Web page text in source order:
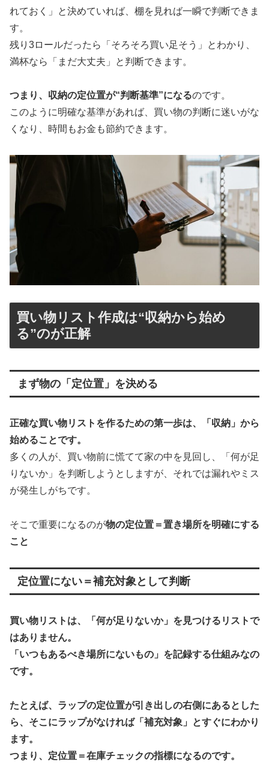
れておく」と決めていれば、棚を見れば一瞬で判断できま
す。
残り3ロールだったら「そろそろ買い足そう」とわかり、
満杯なら「まだ大丈夫」と判断できます。
つまり、収納の定位置が“判断基準”になるのです。
このように明確な基準があれば、買い物の判断に迷いがな
くなり、時間もお金も節約できます。
買い物リスト作成は“収納から始め
る”のが正解
まず物の「定位置」を決める
正確な買い物リストを作るための第一歩は、「収納」から
始めることです。
多くの人が、買い物前に慌てて家の中を見回し、「何が足
りないか」を判断しようとしますが、それでは漏れやミス
が発生しがちです。
そこで重要になるのが物の定位置＝置き場所を明確にする
こと
定位置にない＝補充対象として判断
買い物リストは、「何が足りないか」を見つけるリストで
はありません。
「いつもあるべき場所にないもの」を記録する仕組みなの
です。
たとえば、ラップの定位置が引き出しの右側にあるとした
ら、そこにラップがなければ「補充対象」とすぐにわかり
ます。
つまり、 定位置＝在庫チェックの指標になるのです。